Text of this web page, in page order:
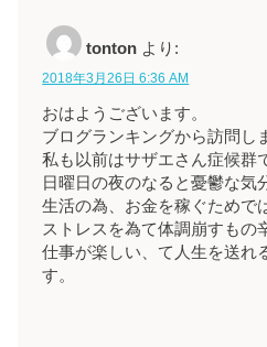
tonton より:
2018年3月26日 6:36 AM
おはようございます。
ブログランキングから訪問し
私も以前はサザエさん症候群
日曜日の夜のなると憂鬱な気
生活の為、お金を稼ぐためで
ストレスを為て体調崩すもの
仕事が楽しい、て人生を送れ
す。